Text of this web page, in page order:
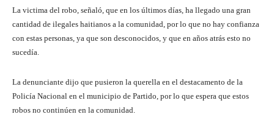
La victima del robo, señaló, que en los últimos días, ha llegado una gran
cantidad de ilegales haitianos a la comunidad, por lo que no hay confianza
con estas personas, ya que son desconocidos, y que en años atrás esto no
sucedía.
La denunciante dijo que pusieron la querella en el destacamento de la
Policía Nacional en el municipio de Partido, por lo que espera que estos
robos no continúen en la comunidad.